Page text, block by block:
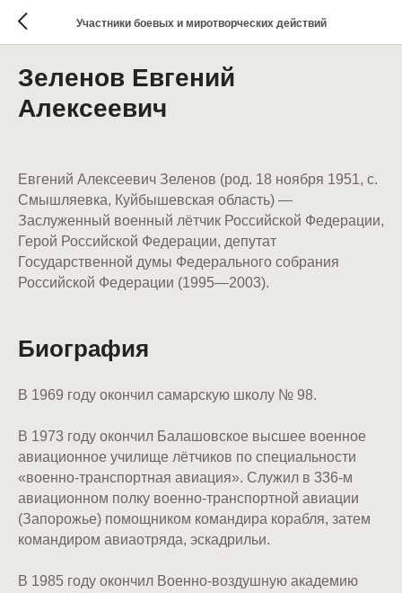
Участники боевых и миротворческих действий
Зеленов Евгений
Алексеевич
Евгений Алексеевич Зеленов (род. 18 ноября 1951, с.
Смышляевка, Куйбышевская область) —
Заслуженный военный лётчик Российской Федерации,
Герой Российской Федерации, депутат
Государственной думы Федерального собрания
Российской Федерации (1995—2003).
Биография
В 1969 году окончил самарскую школу № 98.
В 1973 году окончил Балашовское высшее военное
авиационное училище лётчиков по специальности
«военно-транспортная авиация». Служил в 336-м
авиационном полку военно-транспортной авиации
(Запорожье) помощником командира корабля, затем
командиром авиаотряда, эскадрильи.
В 1985 году окончил Военно-воздушную академию